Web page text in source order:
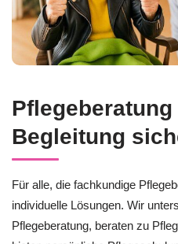
Begleitung
Für alle, die fachkundige
individuelle Lösungen. Wir
Pflegeberatung, beraten zu